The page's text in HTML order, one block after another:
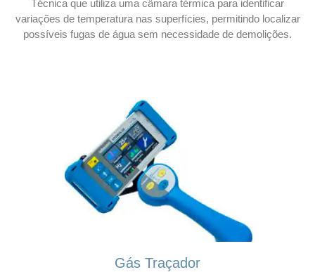
Técnica que utiliza uma câmara térmica para identificar
variações de temperatura nas superfícies, permitindo localizar
possíveis fugas de água sem necessidade de demolições.
Gás Traçador